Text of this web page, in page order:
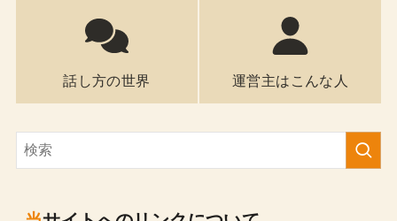
話し方の世界 運営主はこんな人